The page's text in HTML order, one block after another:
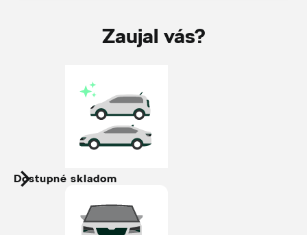
Zaujal vás?
Dostupné skladom